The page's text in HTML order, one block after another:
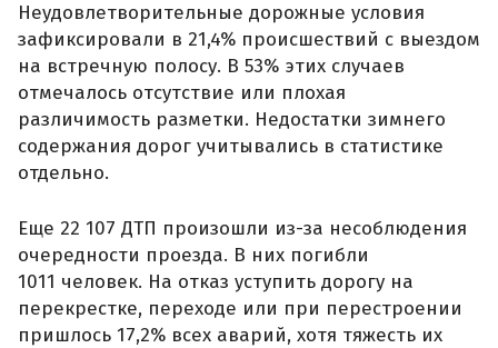
Неудовлетворительные дорожные условия
зафиксировали в 21,4% происшествий с выездом
на встречную полосу. В 53% этих случаев
отмечалось отсутствие или плохая
различимость разметки. Недостатки зимнего
содержания дорог учитывались в статистике
отдельно.
Еще 22 107 ДТП произошли из-за несоблюдения
очередности проезда. В них погибли
1011 человек. На отказ уступить дорогу на
перекрестке, переходе или при перестроении
пришлось 17,2% всех аварий, хотя тяжесть их